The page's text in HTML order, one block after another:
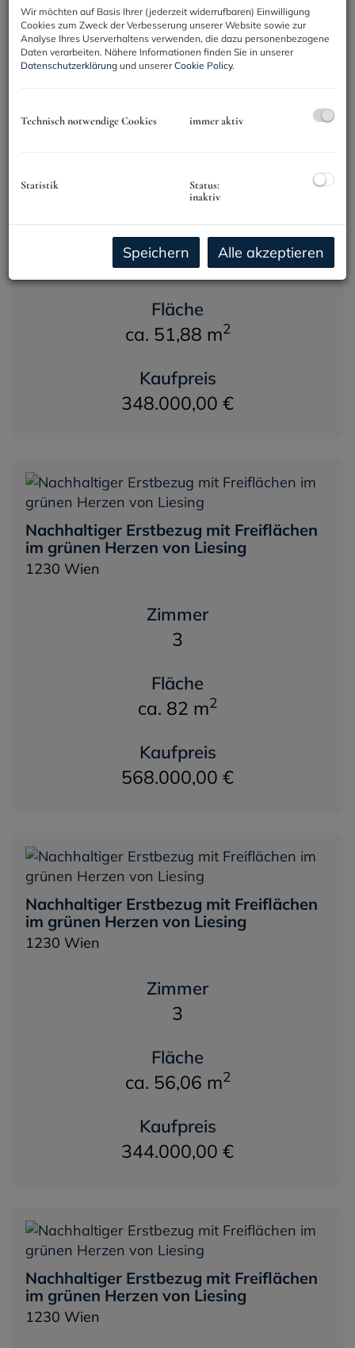
2
+
−
Kartenansicht öffnen
1 2 3 4
1230 Wien
Zimmer
2
Fläche
ca. 51,88 m2
Kaufpreis
348.000,00 €
Nachhaltiger Erstbezug mit Freiflächen
im grünen Herzen von Liesing
1230 Wien
Zimmer
3
Fläche
ca. 82 m2
Kaufpreis
568.000,00 €
Nachhaltiger Erstbezug mit Freiflächen
im grünen Herzen von Liesing
1230 Wien
Zimmer
3
Fläche
ca. 56,06 m2
Kaufpreis
344.000,00 €
Nachhaltiger Erstbezug mit Freiflächen
im grünen Herzen von Liesing
1230 Wien
Wir möchten auf Basis Ihrer (jederzeit widerrufbaren) Einwilligung
Cookies zum Zweck der Verbesserung unserer Website sowie zur
Analyse Ihres Userverhaltens verwenden, die dazu personenbezogene
Daten verarbeiten. Nähere Informationen finden Sie in unserer
Datenschutzerklärung und unsererCookie Policy.
Technisch notwendige Cookies immer aktiv
Statistik
Status:
inaktiv
Speichern Alle akzeptieren